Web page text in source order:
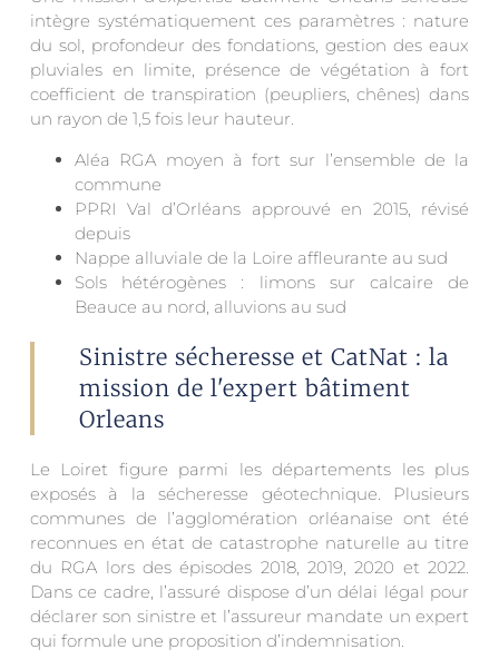
intègre systématiquement ces paramètres : nature
du sol, profondeur des fondations, gestion des eaux
pluviales en limite, présence de végétation à fort
coefficient de transpiration (peupliers, chênes) dans
un rayon de 1,5 fois leur hauteur.
Aléa RGA moyen à fort sur l’ensemble de la
commune
PPRI Val d’Orléans approuvé en 2015, révisé
depuis
Nappe alluviale de la Loire affleurante au sud
Sols hétérogènes : limons sur calcaire de
Beauce au nord, alluvions au sud
Sinistre sécheresse et CatNat : la
mission de l'expert bâtiment
Orleans
Le Loiret figure parmi les départements les plus
exposés à la sécheresse géotechnique. Plusieurs
communes de l’agglomération orléanaise ont été
reconnues en état de catastrophe naturelle au titre
du RGA lors des épisodes 2018, 2019, 2020 et 2022.
Dans ce cadre, l’assuré dispose d’un délai légal pour
déclarer son sinistre et l’assureur mandate un expert
qui formule une proposition d’indemnisation.